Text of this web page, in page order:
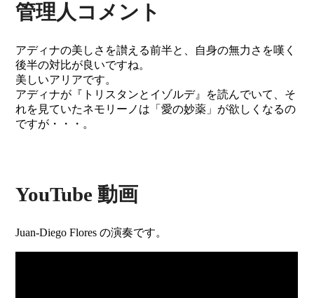
管理人コメント
アディナの美しさを讃える前半と、自身の無力さを嘆く
後半の対比が良いですね。
美しいアリアです。
アディナが『トリスタンとイゾルデ』を読んでいて、そ
れを見ていたネモリーノは「愛の妙薬」が欲しくなるの
ですが・・・。
YouTube 動画
Juan-Diego Flores の演奏です。